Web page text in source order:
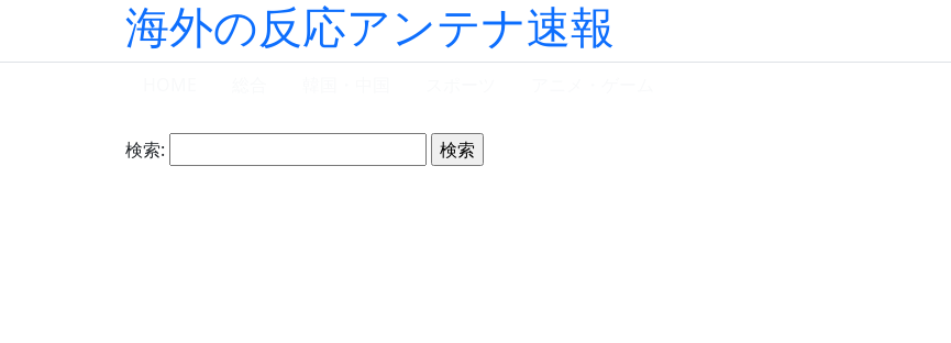
海外の反応アンテナ速報
検索: